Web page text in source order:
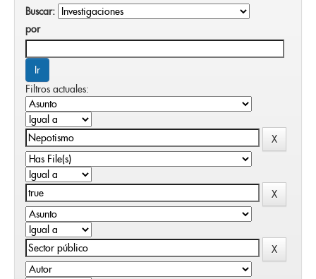
Buscar:
por
Filtros actuales: